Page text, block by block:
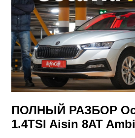
ПОЛНЫЙ РАЗБОР
1.4TSI Aisin 8AT